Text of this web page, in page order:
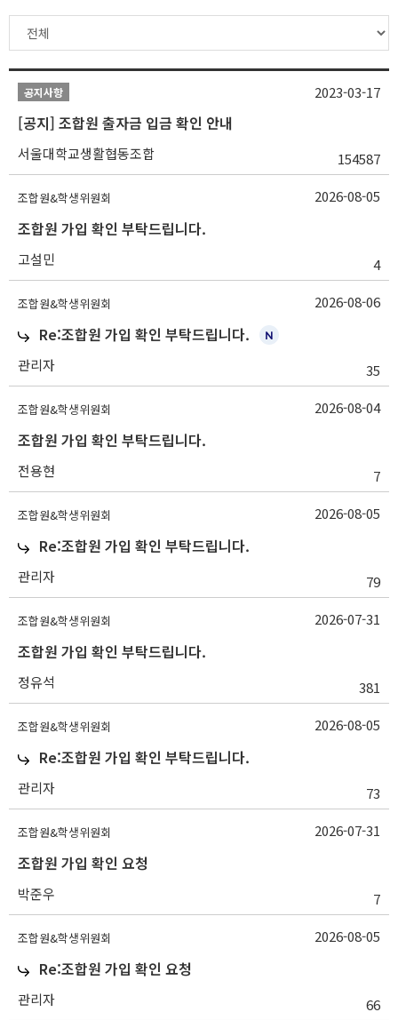
공지사항
[공지] 조합원 출자금 입금 확인 안내
서울대학교생활협동조합 154587
2023-03-17
조합원&학생위원회
조합원 가입 확인 부탁드립니다.
고설민 4
2026-08-05
조합원&학생위원회
Re:조합원 가입 확인 부탁드립니다.
관리자 35
2026-08-06
조합원&학생위원회
조합원 가입 확인 부탁드립니다.
전용현 7
2026-08-04
조합원&학생위원회
Re:조합원 가입 확인 부탁드립니다.
관리자 79
2026-08-05
조합원&학생위원회
조합원 가입 확인 부탁드립니다.
정유석 381
2026-07-31
조합원&학생위원회
Re:조합원 가입 확인 부탁드립니다.
관리자 73
2026-08-05
조합원&학생위원회
조합원 가입 확인 요청
박준우 7
2026-07-31
조합원&학생위원회
Re:조합원 가입 확인 요청
관리자 66
2026-08-05